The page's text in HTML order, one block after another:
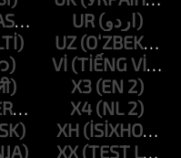
UR
UZ
VI
X3
X4
XH
XX